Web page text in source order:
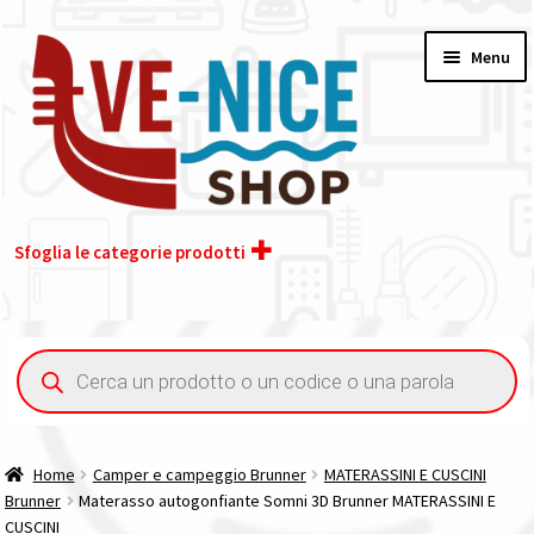
alla
navigazione
contenuto
Menu
Sfoglia le categorie prodotti
Acquisto iva 4% (agevolata)
Contatti
Ricerca
prodotti
Home Camper e campeggio Brunner
MATERASSINI E CUSCINI
Brunner
Materasso autogonfiante Somni 3D Brunner MATERASSINI E
CUSCINI